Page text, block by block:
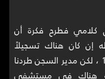
كلامي فطرح فكرة أن
إن كان هناك تسجيلاً
لكاميرات المراقبة للعام 1991 ، لكن مدير السجن طردنا
هناك في مستشفى